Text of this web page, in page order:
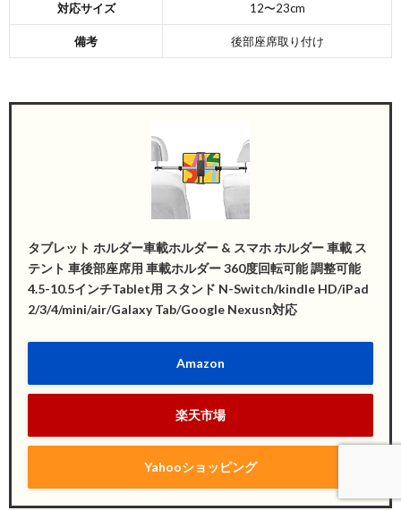
対応サイズ 12〜23cm
備考 後部座席取り付け
タブレット ホルダー車載ホルダー & スマホ ホルダー 車載 ス
テント 車後部座席用 車載ホルダー 360度回転可能 調整可能
4.5-10.5インチTablet用 スタンド N-Switch/kindle HD/iPad
2/3/4/mini/air/Galaxy Tab/Google Nexusn対応
Amazon
楽天市場
Yahooショッピング